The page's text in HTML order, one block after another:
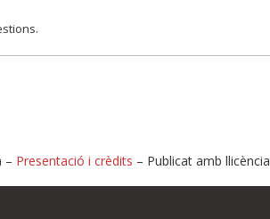
– Presentació i crèdits – Publicat amb llicència